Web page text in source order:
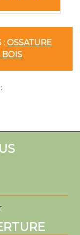
: OSSATURE
BOIS